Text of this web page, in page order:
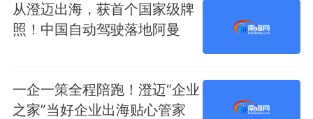
从澄迈出海，获首个国家级牌
照！中国自动驾驶落地阿曼
一企一策全程陪跑！澄迈“企业
之家”当好企业出海贴心管家